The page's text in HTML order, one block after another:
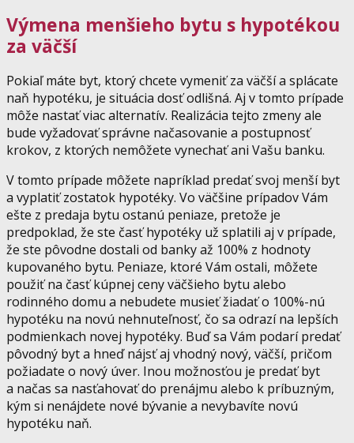
Výmena menšieho bytu s hypotékou
za väčší
Pokiaľ máte byt, ktorý chcete vymeniť za väčší a splácate
naň hypotéku, je situácia dosť odlišná. Aj v tomto prípade
môže nastať viac alternatív. Realizácia tejto zmeny ale
bude vyžadovať správne načasovanie a postupnosť
krokov, z ktorých nemôžete vynechať ani Vašu banku.
V tomto prípade môžete napríklad predať svoj menší byt
a vyplatiť zostatok hypotéky. Vo väčšine prípadov Vám
ešte z predaja bytu ostanú peniaze, pretože je
predpoklad, že ste časť hypotéky už splatili aj v prípade,
že ste pôvodne dostali od banky až 100% z hodnoty
kupovaného bytu. Peniaze, ktoré Vám ostali, môžete
použiť na časť kúpnej ceny väčšieho bytu alebo
rodinného domu a nebudete musieť žiadať o 100%-nú
hypotéku na novú nehnuteľnosť, čo sa odrazí na lepších
podmienkach novej hypotéky. Buď sa Vám podarí predať
pôvodný byt a hneď nájsť aj vhodný nový, väčší, pričom
požiadate o nový úver. Inou možnosťou je predať byt
a načas sa nasťahovať do prenájmu alebo k príbuzným,
kým si nenájdete nové bývanie a nevybavíte novú
hypotéku naň.